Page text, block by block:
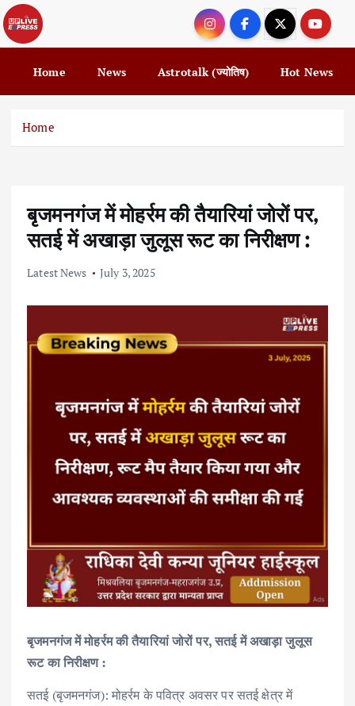
k
i
o
Home News Astrotalk (ज्योतिष) Hot News
Home
बृजमनगंज में मोहर्रम की तैयारियां जोरों पर,
सतई में अखाड़ा जुलूस रूट का निरीक्षण :
Latest News July 3, 2025
बृजमनगंज में मोहर्रम की तैयारियां जोरों पर, सतई में अखाड़ा जुलूस
रूट का निरीक्षण :
सतई (बृजमनगंज): मोहर्रम के पवित्र अवसर पर सतई क्षेत्र में